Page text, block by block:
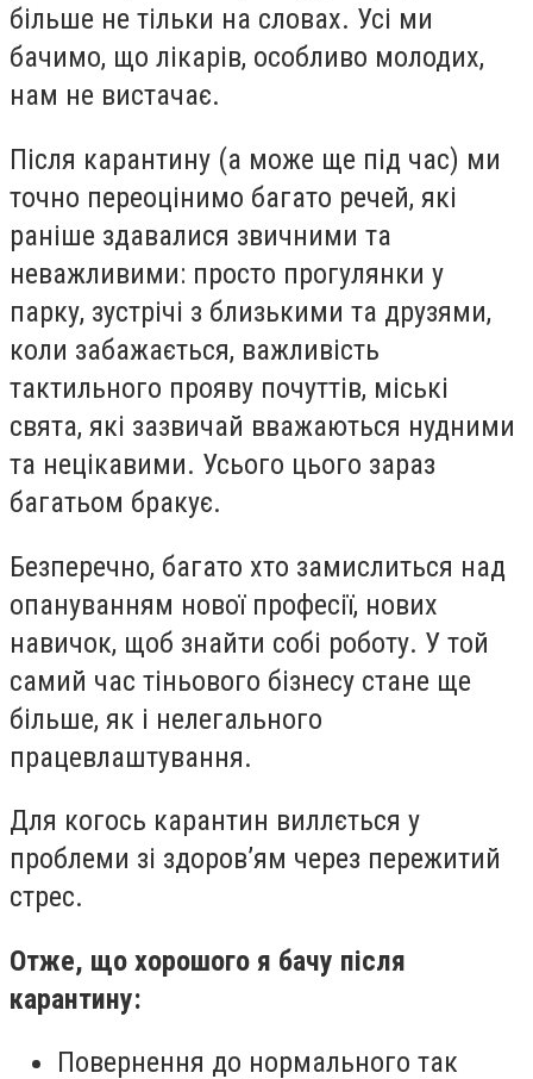
більше не тільки на словах. Усі ми
бачимо, що лікарів, особливо молодих,
нам не вистачає.
Після карантину (а може ще під час) ми
точно переоцінимо багато речей, які
раніше здавалися звичними та
неважливими: просто прогулянки у
парку, зустрічі з близькими та друзями,
коли забажається, важливість
тактильного прояву почуттів, міські
свята, які зазвичай вважаються нудними
та нецікавими. Усього цього зараз
багатьом бракує.
Безперечно, багато хто замислиться над
опануванням нової професії, нових
навичок, щоб знайти собі роботу. У той
самий час тіньового бізнесу стане ще
більше, як і нелегального
працевлаштування.
Для когось карантин виллється у
проблеми зі здоров’ям через пережитий
стрес.
Отже, що хорошого я бачу після
карантину:
Повернення до нормального так